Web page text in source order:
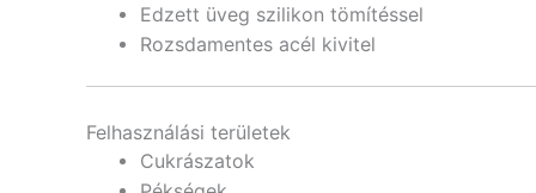
Edzett üveg szilikon tömítéssel
Rozsdamentes acél kivitel
Felhasználási területek
Cukrászatok